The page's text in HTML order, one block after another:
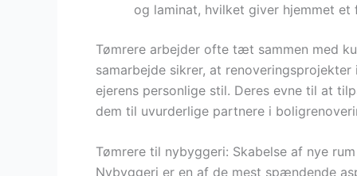
og laminat, hvilket giver hjemmet et
Tømrere arbejder ofte tæt sammen med
samarbejde sikrer, at
ejerens personlige stil. Deres evne til at
dem til uvurderlige partnere i
Tømrere til nybyggeri: Skabelse af nye rum
Nybyggeri er en af de mest spændende